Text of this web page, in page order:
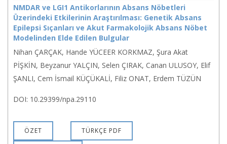
NMDAR ve LGI1 Antikorlarının Absans Nöbetleri
Üzerindeki Etkilerinin Araştırılması: Genetik Absans
Epilepsi Sıçanları ve Akut Farmakolojik Absans Nöbet
Modelinden Elde Edilen Bulgular
Nihan ÇARÇAK, Hande YÜCEER KORKMAZ, Şura Akat
PİŞKİN, Beyzanur YALÇIN, Selen ÇIRAK, Canan ULUSOY, Elif
ŞANLI, Cem İsmail KÜÇÜKALİ, Filiz ONAT, Erdem TÜZÜN
DOI: 10.29399/npa.29110
ÖZET TÜRKÇE PDF